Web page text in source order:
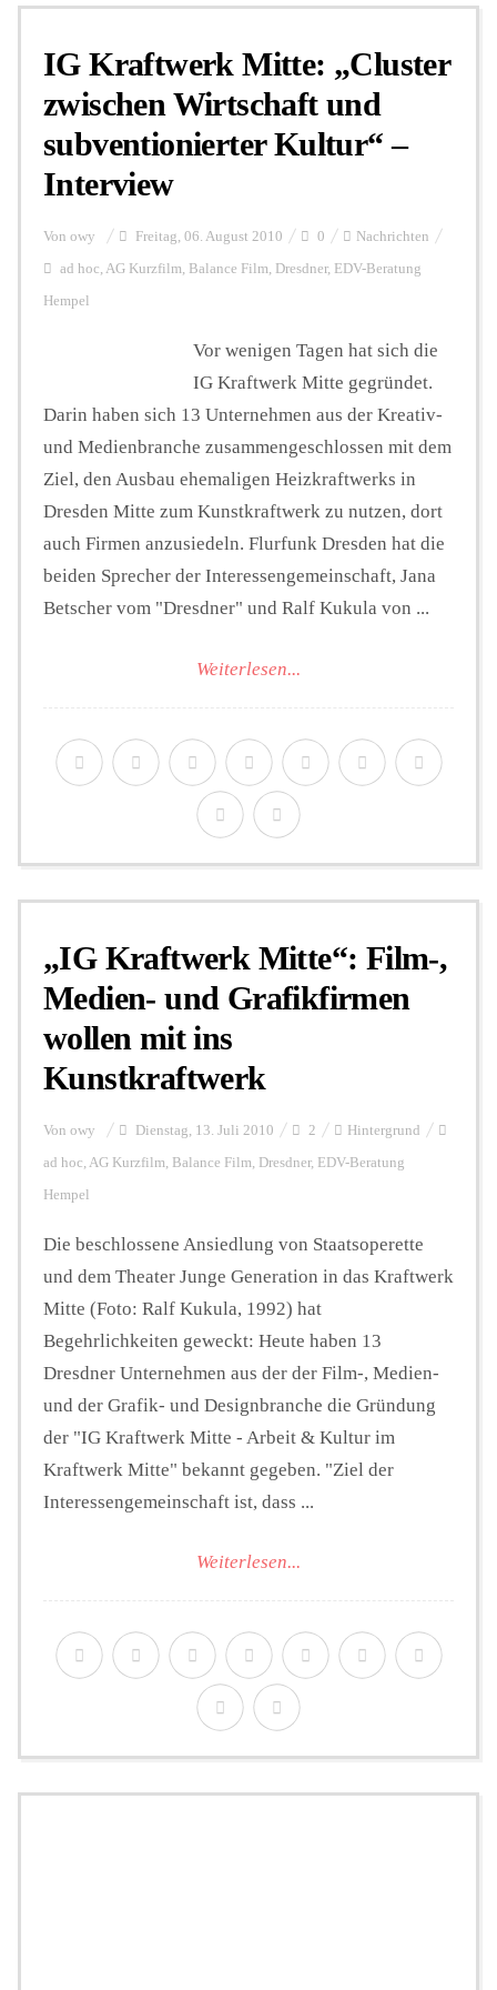
Personalien
Hintergrund
FUNKTURM-Beiträge
Seminare
Unterstützen
IG Kraftwerk Mitte: „Cluster
zwischen Wirtschaft und
subventionierter Kultur“ –
Interview
Von owy Freitag, 06. August 2010 0 Nachrichten
ad hoc, AG Kurzfilm, Balance Film, Dresdner, EDV-Beratung
Hempel
Vor wenigen Tagen hat sich die
IG Kraftwerk Mitte gegründet.
Darin haben sich 13 Unternehmen aus der Kreativ-
und Medienbranche zusammengeschlossen mit dem
Ziel, den Ausbau ehemaligen Heizkraftwerks in
Dresden Mitte zum Kunstkraftwerk zu nutzen, dort
auch Firmen anzusiedeln. Flurfunk Dresden hat die
beiden Sprecher der Interessengemeinschaft, Jana
Betscher vom "Dresdner" und Ralf Kukula von ...
Weiterlesen...
„IG Kraftwerk Mitte“: Film-,
Medien- und Grafikfirmen
wollen mit ins
Kunstkraftwerk
Von owy Dienstag, 13. Juli 2010 2 Hintergrund
ad hoc, AG Kurzfilm, Balance Film, Dresdner, EDV-Beratung
Hempel
Die beschlossene Ansiedlung von Staatsoperette
und dem Theater Junge Generation in das Kraftwerk
Mitte (Foto: Ralf Kukula, 1992) hat
Begehrlichkeiten geweckt: Heute haben 13
Dresdner Unternehmen aus der der Film-, Medien-
und der Grafik- und Designbranche die Gründung
der "IG Kraftwerk Mitte - Arbeit & Kultur im
Kraftwerk Mitte" bekannt gegeben. "Ziel der
Interessengemeinschaft ist, dass ...
Weiterlesen...